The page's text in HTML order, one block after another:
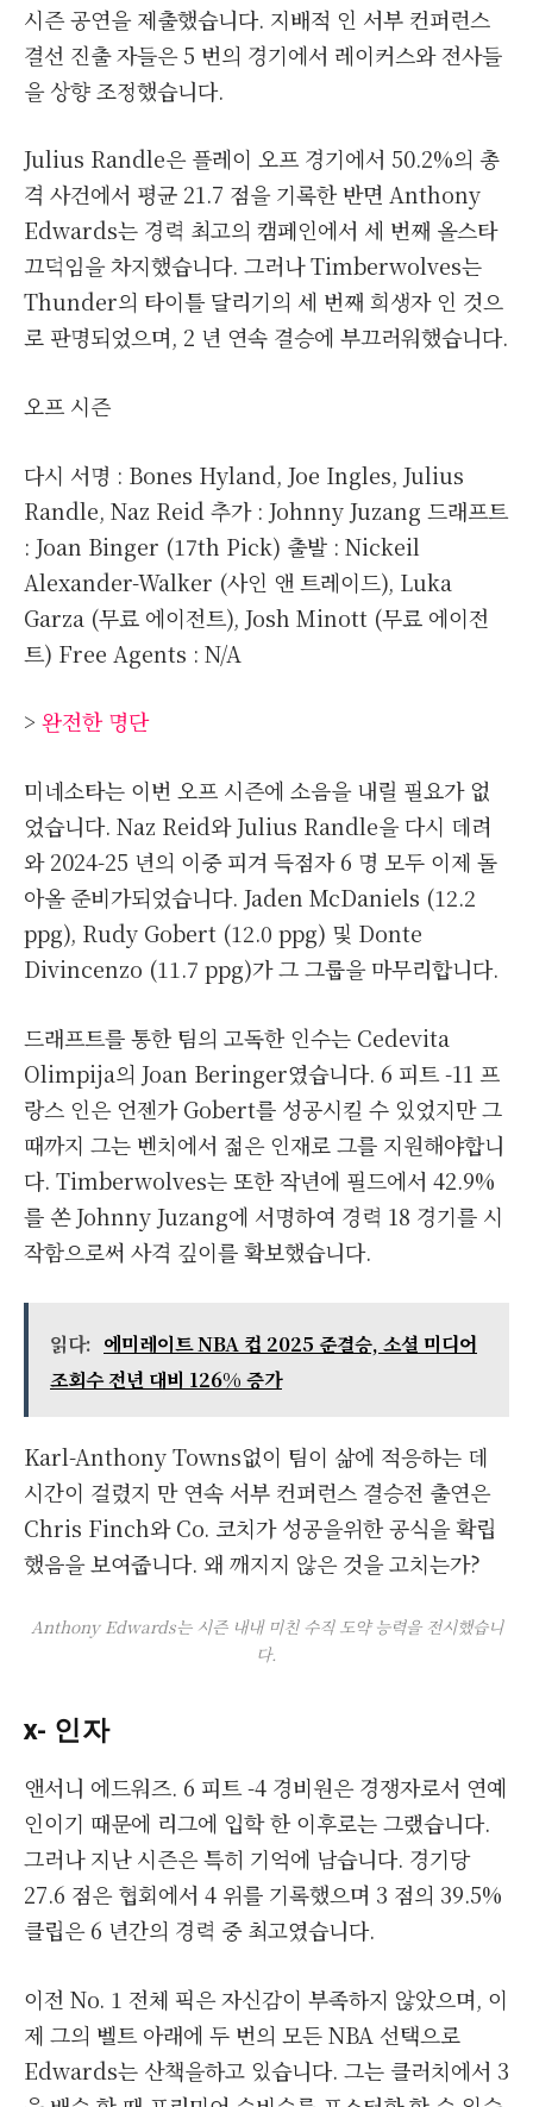
시즌 공연을 제출했습니다. 지배적 인 서부 컨퍼런스
결선 진출 자들은 5 번의 경기에서 레이커스와 전사들
을 상향 조정했습니다.
Julius Randle은 플레이 오프 경기에서 50.2%의 총
격 사건에서 평균 21.7 점을 기록한 반면 Anthony
Edwards는 경력 최고의 캠페인에서 세 번째 올스타
끄덕임을 차지했습니다. 그러나 Timberwolves는
Thunder의 타이틀 달리기의 세 번째 희생자 인 것으
로 판명되었으며, 2 년 연속 결승에 부끄러워했습니다.
오프 시즌
다시 서명 : Bones Hyland, Joe Ingles, Julius
Randle, Naz Reid 추가 : Johnny Juzang 드래프트
: Joan Binger (17th Pick) 출발 : Nickeil
Alexander-Walker (사인 앤 트레이드), Luka
Garza (무료 에이전트), Josh Minott (무료 에이전
트) Free Agents : N/A
> 완전한 명단
미네소타는 이번 오프 시즌에 소음을 내릴 필요가 없
었습니다. Naz Reid와 Julius Randle을 다시 데려
와 2024-25 년의 이중 피겨 득점자 6 명 모두 이제 돌
아올 준비가되었습니다. Jaden McDaniels (12.2
ppg), Rudy Gobert (12.0 ppg) 및 Donte
Divincenzo (11.7 ppg)가 그 그룹을 마무리합니다.
드래프트를 통한 팀의 고독한 인수는 Cedevita
Olimpija의 Joan Beringer였습니다. 6 피트 -11 프
랑스 인은 언젠가 Gobert를 성공시킬 수 있었지만 그
때까지 그는 벤치에서 젊은 인재로 그를 지원해야합니
다. Timberwolves는 또한 작년에 필드에서 42.9%
를 쏜 Johnny Juzang에 서명하여 경력 18 경기를 시
작함으로써 사격 깊이를 확보했습니다.
읽다: 에미레이트 NBA 컵 2025 준결승, 소셜 미디어
조회수 전년 대비 126% 증가
Karl-Anthony Towns없이 팀이 삶에 적응하는 데
시간이 걸렸지 만 연속 서부 컨퍼런스 결승전 출연은
Chris Finch와 Co. 코치가 성공을위한 공식을 확립
했음을 보여줍니다. 왜 깨지지 않은 것을 고치는가?
Anthony Edwards는 시즌 내내 미친 수직 도약 능력을 전시했습니
다.
x- 인자
앤서니 에드워즈. 6 피트 -4 경비원은 경쟁자로서 연예
인이기 때문에 리그에 입학 한 이후로는 그랬습니다.
그러나 지난 시즌은 특히 기억에 남습니다. 경기당
27.6 점은 협회에서 4 위를 기록했으며 3 점의 39.5%
클립은 6 년간의 경력 중 최고였습니다.
이전 No. 1 전체 픽은 자신감이 부족하지 않았으며, 이
제 그의 벨트 아래에 두 번의 모든 NBA 선택으로
Edwards는 산책을하고 있습니다. 그는 클러치에서 3